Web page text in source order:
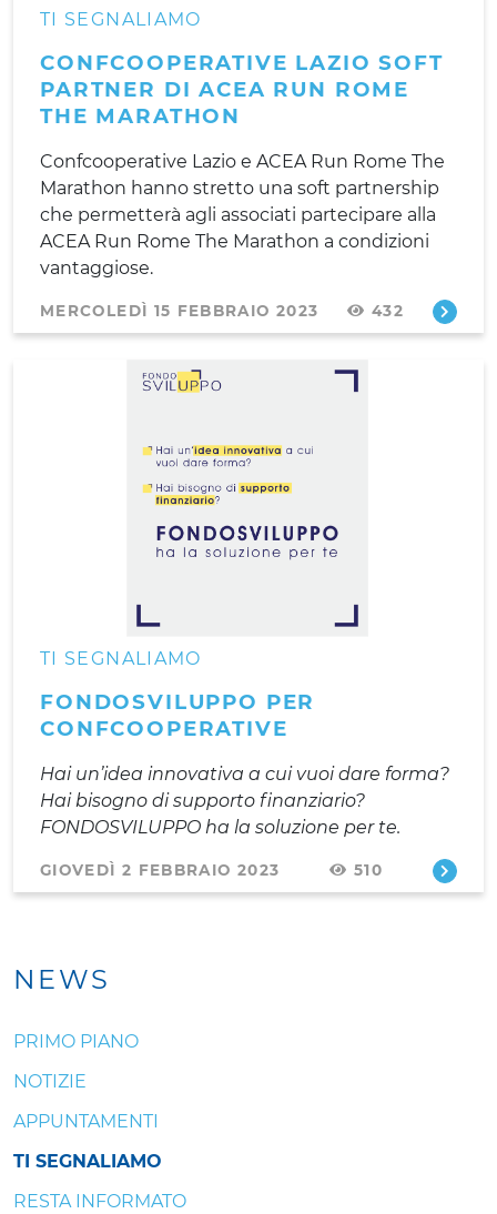
TI SEGNALIAMO
CONFCOOPERATIVE LAZIO SOFT
PARTNER DI ACEA RUN ROME
THE MARATHON
Confcooperative Lazio e ACEA Run Rome The
Marathon hanno stretto una soft partnership
che permetterà agli associati partecipare alla
ACEA Run Rome The Marathon a condizioni
vantaggiose.
MERCOLEDÌ 15 FEBBRAIO 2023 432
TI SEGNALIAMO
FONDOSVILUPPO PER
CONFCOOPERATIVE
Hai un’idea innovativa a cui vuoi dare forma?
Hai bisogno di supporto finanziario?
FONDOSVILUPPO ha la soluzione per te.
GIOVEDÌ 2 FEBBRAIO 2023 510
NEWS
PRIMO PIANO
NOTIZIE
APPUNTAMENTI
TI SEGNALIAMO
RESTA INFORMATO